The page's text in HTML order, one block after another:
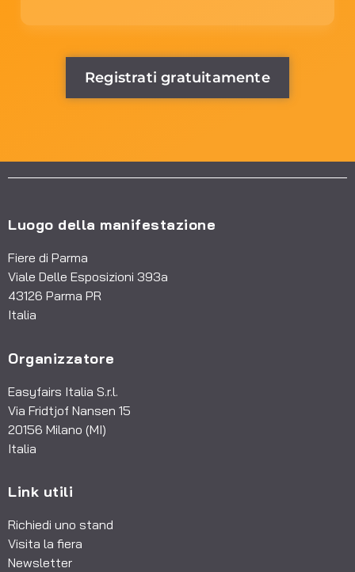
Registrati gratuitamente
Luogo della manifestazione
Fiere di Parma
Viale Delle Esposizioni 393a
43126 Parma PR
Italia
Organizzatore
Easyfairs Italia S.r.l.
Via Fridtjof Nansen 15
20156 Milano (MI)
Italia
Link utili
Richiedi uno stand
Visita la fiera
Newsletter